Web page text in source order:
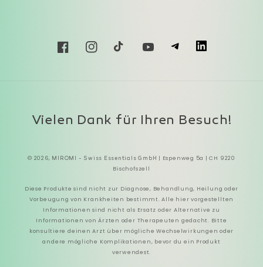
FacebookInstagramTikTokYouTube L
Vielen Dank für Ihren Besuch!
© 2026, MIROMI - Swiss Essentials GmbH | Espenweg 5a | CH 9220
Bischofszell
Diese Produkte sind nicht zur Diagnose, Behandlung, Heilung oder
Vorbeugung von Krankheiten bestimmt. Alle hier vorgestellten
Informationen sind nicht als Ersatz oder Alternative zu
Informationen von Ärzten oder Therapeuten gedacht. Bitte
konsultiere deinen Arzt über mögliche Wechselwirkungen oder
andere mögliche Komplikationen, bevor du ein Produkt
verwendest.